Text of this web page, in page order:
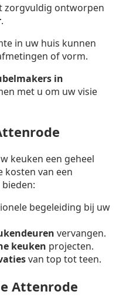
zorgvuldig ontworpen
.
in uw huis kunnen
of vorm.
in
met u om uw visie
keuken een geheel
kosten van een
begeleiding bij uw
vervangen.
keuken projecten.
van top tot teen.
Attenrode